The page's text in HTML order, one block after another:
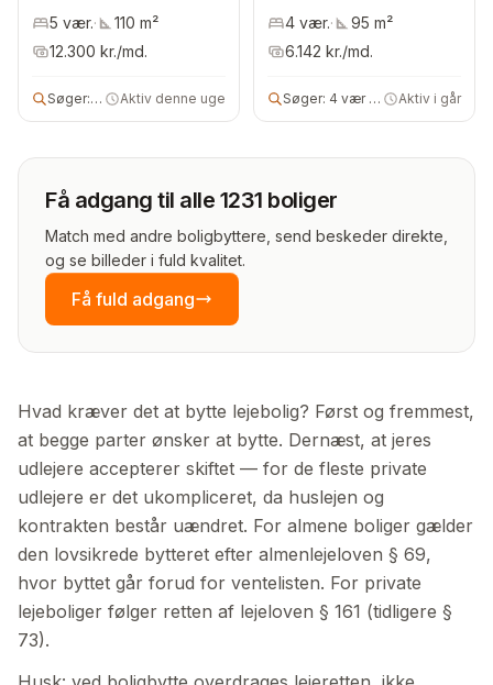
Kommune
5 vær.· 110 m²
12.300 kr./md.
Søger:4 vær leje- eller ejerbolig
Aktiv denne uge
Kommune
4 vær.· 95 m²
6.142 kr./md.
Søger: 4 vær lejebolig Aktiv i går
Få adgang til alle 1231 boliger
Match med andre boligbyttere, send beskeder direkte,
og se billeder i fuld kvalitet.
Få fuld adgang
Hvad kræver det at bytte lejebolig? Først og fremmest,
at begge parter ønsker at bytte. Dernæst, at jeres
udlejere accepterer skiftet — for de fleste private
udlejere er det ukompliceret, da huslejen og
kontrakten består uændret. For almene boliger gælder
den lovsikrede bytteret efter almenlejeloven § 69,
hvor byttet går forud for ventelisten. For private
lejeboliger følger retten af lejeloven § 161 (tidligere §
73).